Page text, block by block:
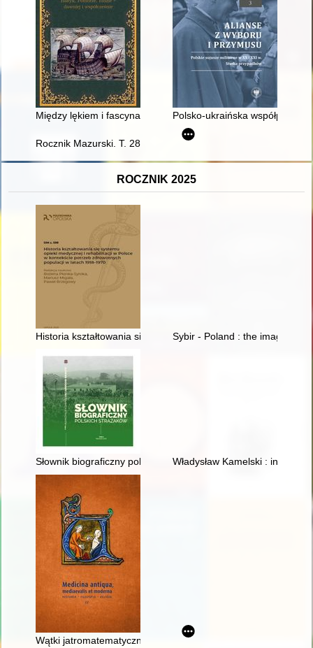
Między lękiem i fascynacją : bałtyckie impresje Jana
Polsko-ukraińska współpraca
Rocznik Mazurski. T. 28 (2024)
ROCZNIK 2025
Historia kształtowania się systemu opieki medycznej i
Sybir - Poland : the image of
Słownik biograficzny polskich strażaków. T. 2
Władysław Kamelski :
Wątki jatromatematyczne w "Introductorium astrologie